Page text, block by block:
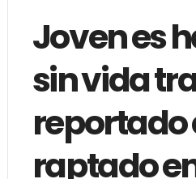
Joven es
sin vida
raptado